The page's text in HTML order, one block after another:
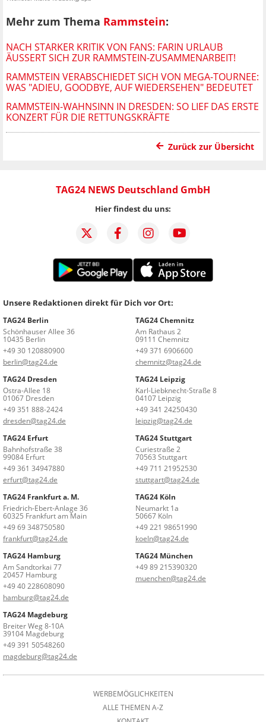
Mehr zum Thema Rammstein:
NACH STARKER KRITIK VON FANS: FARIN URLAUB
ÄUSSERT SICH ZUR RAMMSTEIN-ZUSAMMENARBEIT!
RAMMSTEIN VERABSCHIEDET SICH VON MEGA-TOURNEE:
WAS "ADIEU, GOODBYE, AUF WIEDERSEHEN" BEDEUTET
RAMMSTEIN-WAHNSINN IN DRESDEN: SO LIEF DAS ERSTE
KONZERT FÜR DIE RETTUNGSKRÄFTE
Zurück zur Übersicht
TAG24 NEWS Deutschland GmbH
Hier findest du uns:
Unsere Redaktionen direkt für Dich vor Ort:
TAG24 Berlin
Schönhauser Allee 36
10435 Berlin
+49 30 120880900
berlin@tag24.de
TAG24 Chemnitz
Am Rathaus 2
09111 Chemnitz
+49 371 6906600
chemnitz@tag24.de
TAG24 Dresden
Ostra-Allee 18
01067 Dresden
+49 351 888-2424
dresden@tag24.de
TAG24 Leipzig
Karl-Liebknecht-Straße 8
04107 Leipzig
+49 341 24250430
leipzig@tag24.de
TAG24 Erfurt
Bahnhofstraße 38
99084 Erfurt
+49 361 34947880
erfurt@tag24.de
TAG24 Stuttgart
Curiestraße 2
70563 Stuttgart
+49 711 21952530
stuttgart@tag24.de
TAG24 Frankfurt a. M.
Friedrich-Ebert-Anlage 36
60325 Frankfurt am Main
+49 69 348750580
frankfurt@tag24.de
TAG24 Köln
Neumarkt 1a
50667 Köln
+49 221 98651990
koeln@tag24.de
TAG24 Hamburg
Am Sandtorkai 77
20457 Hamburg
+49 40 228608090
hamburg@tag24.de
TAG24 München
+49 89 215390320
muenchen@tag24.de
TAG24 Magdeburg
Breiter Weg 8-10A
39104 Magdeburg
+49 391 50548260
magdeburg@tag24.de
WERBEMÖGLICHKEITEN
ALLE THEMEN A-Z